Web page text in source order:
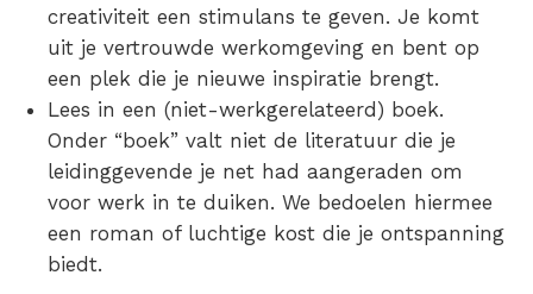
creativiteit een stimulans te geven. Je komt
uit je vertrouwde werkomgeving en bent op
een plek die je nieuwe inspiratie brengt.
Lees in een (niet-werkgerelateerd) boek.
Onder “boek” valt niet de literatuur die je
leidinggevende je net had aangeraden om
voor werk in te duiken. We bedoelen hiermee
een roman of luchtige kost die je ontspanning
biedt.